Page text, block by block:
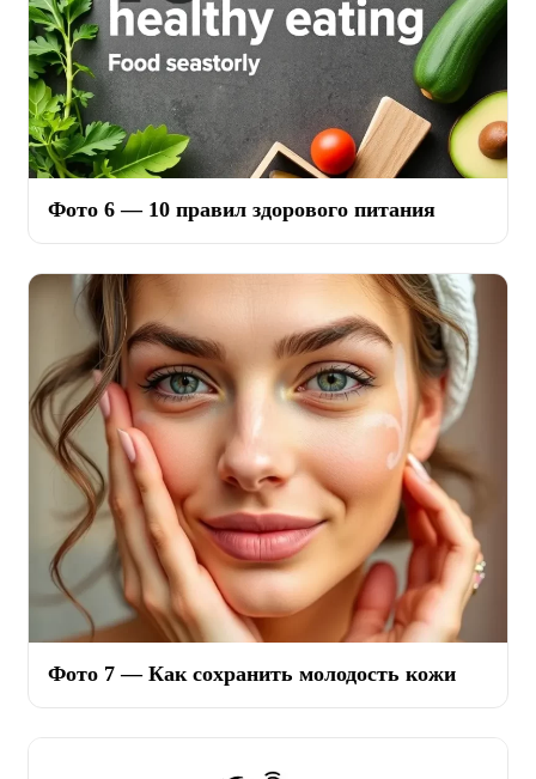
Фото 6 — 10 правил здорового питания
Фото 7 — Как сохранить молодость кожи